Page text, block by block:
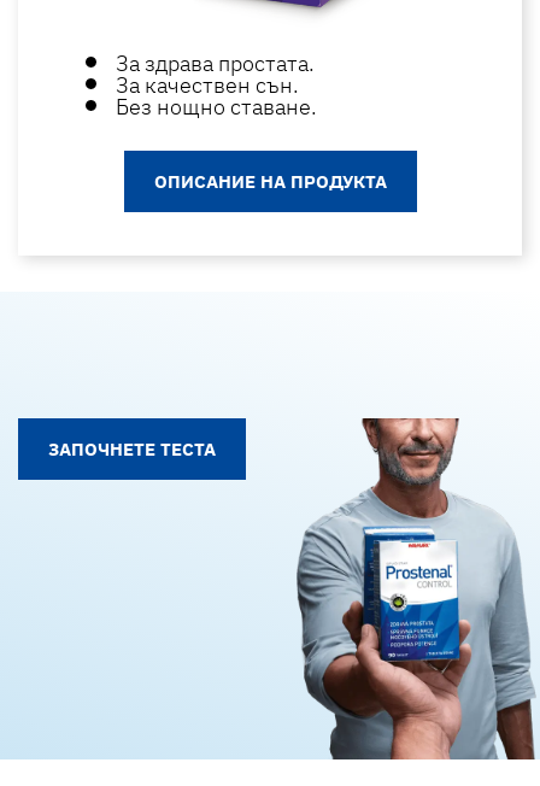
За здрава простата.
За качествен сън.
Без нощно ставане.
ОПИСАНИЕ НА ПРОДУКТА
ЗАПОЧНЕТЕ ТЕСТА